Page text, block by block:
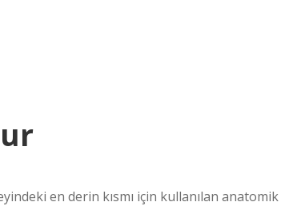
en derin kısmı için kullanılan anatomik